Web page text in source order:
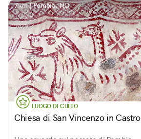
7km | Pombia, NO
LUOGO DI CULTO
Chiesa di San Vincenzo in Castro